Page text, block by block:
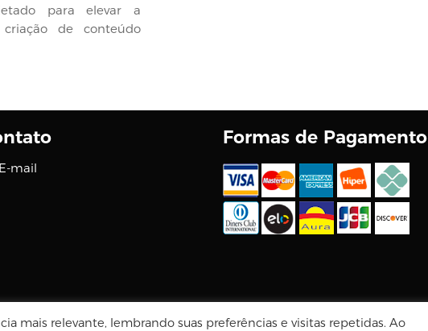
para elevar a
de conteúdo
E-mail
Formas de Pagamento
Tecnologia Virtuaria
mais relevante, lembrando suas preferências e visitas repetidas. Ao